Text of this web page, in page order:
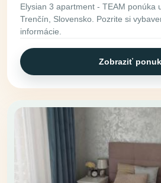
Elysian 3 apartment - TEAM ponúka
Trenčín, Slovensko. Pozrite si
informácie.
Zobraziť